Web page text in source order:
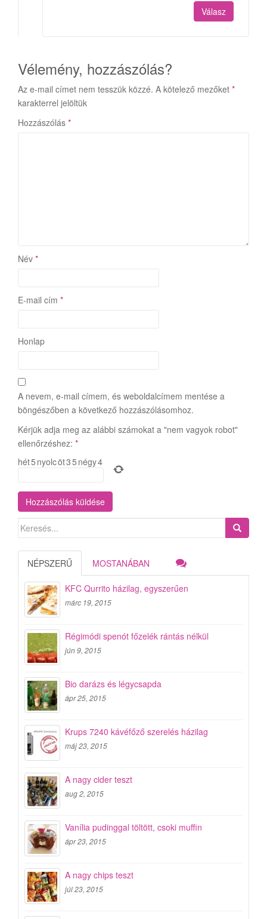
Válasz
Vélemény, hozzászólás?
Az e-mail címet nem tesszük közzé. A kötelező mezőket *
karakterrel jelöltük
Hozzászólás *
Név *
E-mail cím *
Honlap
A nevem, e-mail címem, és weboldalcímem mentése a
böngészőben a következő hozzászólásomhoz.
Kérjük adja meg az alábbi számokat a "nem vagyok robot"
ellenőrzéshez: *
hét5 nyolcöt35 négy4
Search
NÉPSZERŰ MOSTANÁBAN
KFC Qurrito házilag, egyszerűen
márc 19, 2015
Régimódi spenót főzelék rántás nélkül
jún 9, 2015
Bio darázs és légycsapda
ápr 25, 2015
Krups 7240 kávéfőző szerelés házilag
máj 23, 2015
A nagy cider teszt
aug 2, 2015
Vanília pudinggal töltött, csoki muffin
ápr 23, 2015
A nagy chips teszt
júl 23, 2015